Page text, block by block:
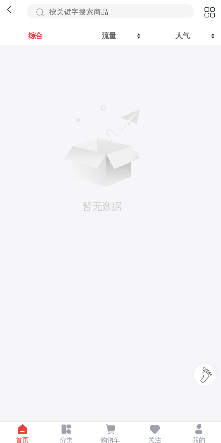
综合 流量 人气
暂无数据
首页 分类 购物车 关注 我的